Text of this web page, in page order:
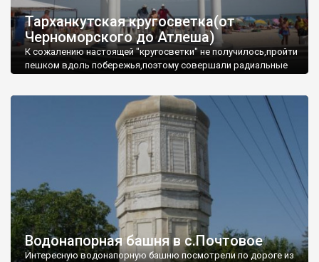
Тарханкутская кругосветка(от
Черноморского до Атлеша)
К сожалению настоящей "кругосветки" не получилось,пройти
пешком вдоль побережья,поэтому совершали радиальные
Водонапорная башня в с.Почтовое
Интересную водонапорную башню посмотрели по дороге из